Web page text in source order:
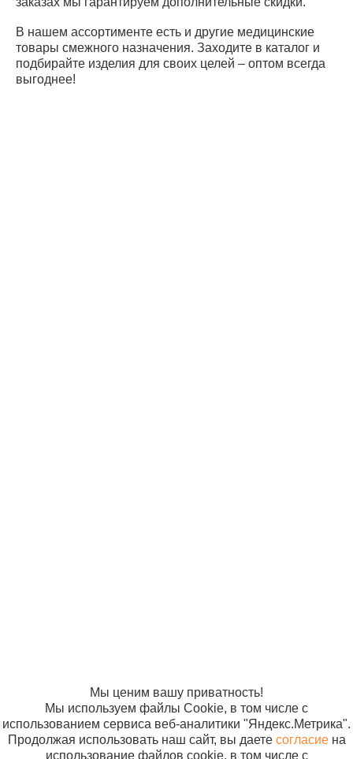
В нашем ассортименте есть и другие медицинские
товары смежного назначения. Заходите в каталог и
подбирайте изделия для своих целей – оптом всегда
выгоднее!
Мы ценим вашу приватность!
Мы используем файлы Cookie, в том числе с
использованием сервиса веб-аналитики "Яндекс.Метрика".
Продолжая использовать наш сайт, вы даете согласиена
использование файлов cookie, в том числе с